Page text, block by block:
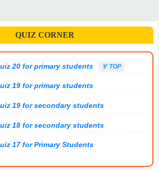
QUIZ CORNER
20 for primary students 🏅 TOP
19 for primary students
19 for secondary students
18 for secondary students
17 for Primary Students